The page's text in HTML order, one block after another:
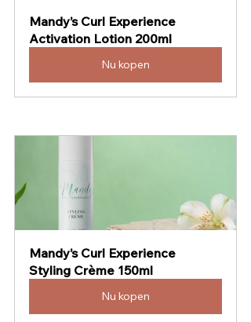
Mandy’s Curl Experience
Activation Lotion 200ml
Nu kopen
Mandy’s Curl Experience
Styling Crème 150ml
Nu kopen